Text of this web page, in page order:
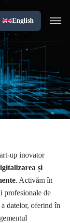
up inovator
și
. Activăm în
profesionale de
datelor, oferind în
English